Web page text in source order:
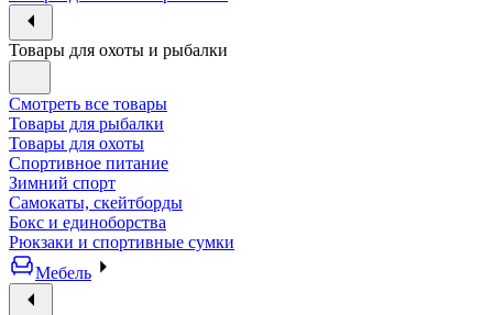
Товары для охоты и рыбалки
Смотреть все товары
Товары для рыбалки
Товары для охоты
Спортивное питание
Зимний спорт
Самокаты, скейтборды
Бокс и единоборства
Рюкзаки и спортивные сумки
Мебель